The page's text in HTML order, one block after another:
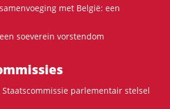
met België: een
soeverein vorstendom
Staatscommissie parlementair stelsel